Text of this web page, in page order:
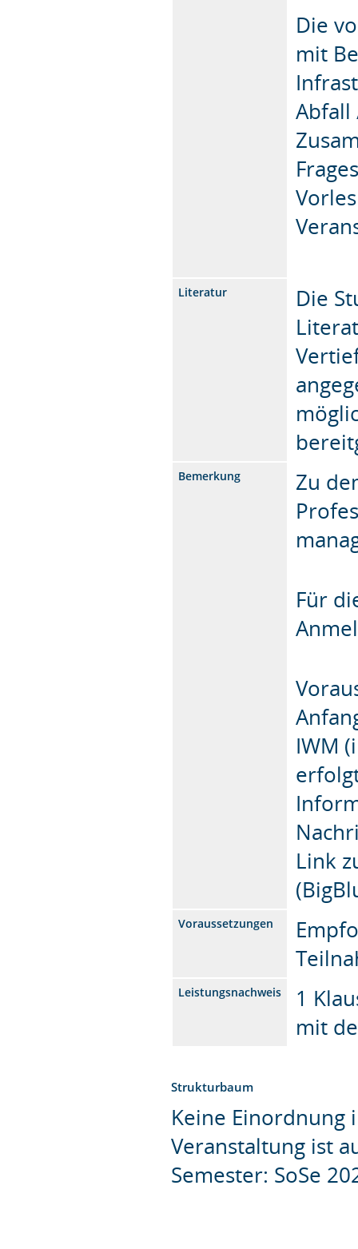
Die
mit
Abfall
Literatur
Die
Bemerkung
Zu
Für
IWM
Link
Voraussetzungen
Leistungsnachweis
1
mit
Strukturbaum
Keine Einordnung
Veranstaltung ist
Semester: SoSe